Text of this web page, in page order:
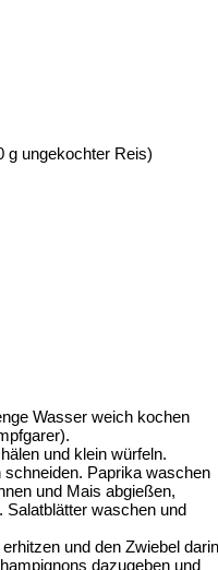
g ungekochter Reis)
Wasser weich kochen
und klein würfeln.
Paprika waschen
und Mais abgießen,
Salatblätter waschen und
und den Zwiebel darin
dazugeben und